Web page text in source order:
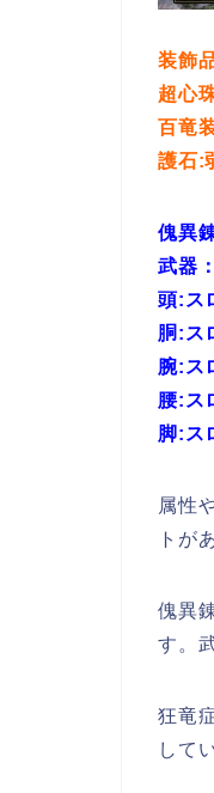
装飾
超心
百竜
護石:
傀異
武器
頭:
胴:
腕:
腰:
脚:
属性
トが
傀異
す。
狂竜
して